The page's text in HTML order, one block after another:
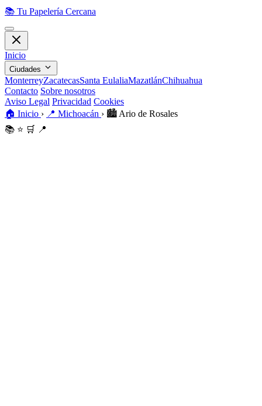
📚 Tu Papelería Cercana
Inicio
Ciudades
MonterreyZacatecasSanta EulaliaMazatlánChihuahua
Contacto Sobre nosotros
Aviso Legal Privacidad Cookies
🏠 Inicio › 📍 Michoacán › 🏙️ Ario de Rosales
📚 ⭐ 🛒 📍